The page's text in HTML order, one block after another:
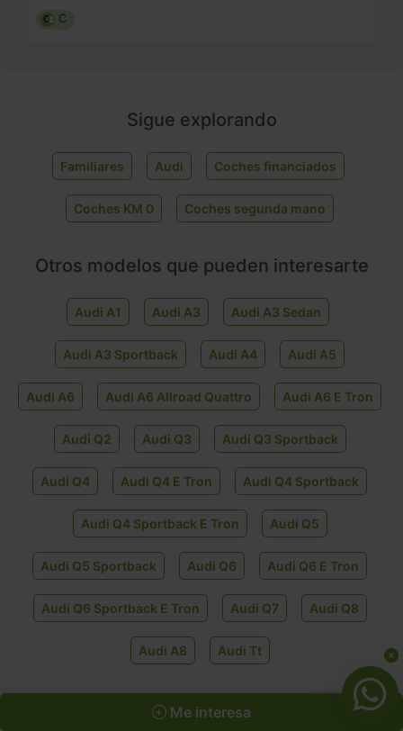
C
Sigue explorando
Familiares Audi Coches financiados
Coches KM 0 Coches segunda mano
Otros modelos que pueden interesarte
Audi A1 Audi A3 Audi A3 Sedan
Audi A3 Sportback Audi A4 Audi A5
Audi A6 Audi A6 Allroad Quattro Audi A6 E Tron
Audi Q2 Audi Q3 Audi Q3 Sportback
Audi Q4 Audi Q4 E Tron Audi Q4 Sportback
Audi Q4 Sportback E Tron Audi Q5
Audi Q5 Sportback Audi Q6 Audi Q6 E Tron
Audi Q6 Sportback E Tron Audi Q7 Audi Q8
Audi A8 Audi Tt
Me interesa